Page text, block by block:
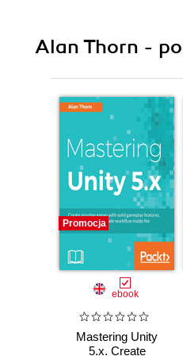
Alan Thorn -
Promocja
ebook
Mastering Unity
5.x. Create